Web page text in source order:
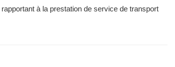
à la prestation de service de transport